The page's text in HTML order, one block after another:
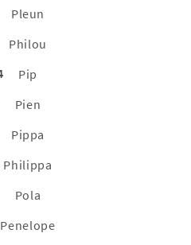
Pleun
Philou
Pip
Pien
Pippa
Philippa
Pola
Penelope